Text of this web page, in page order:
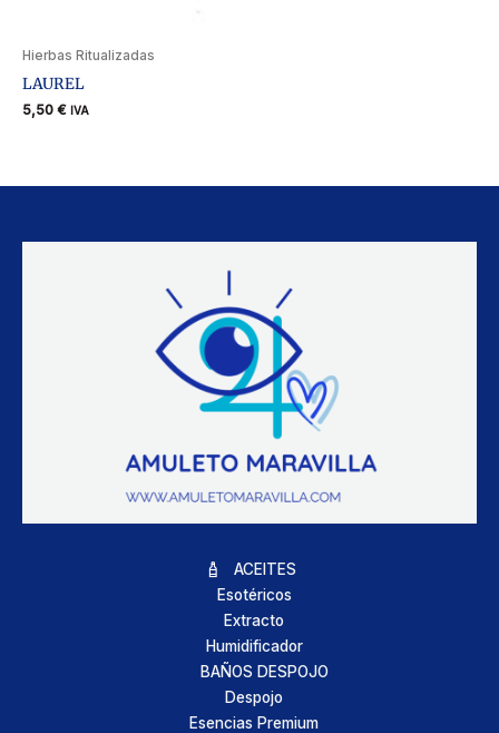
Hierbas Ritualizadas
LAUREL
5,50 € IVA
ACEITES
Esotéricos
Extracto
Humidificador
BAÑOS DESPOJO
Despojo
Esencias Premium